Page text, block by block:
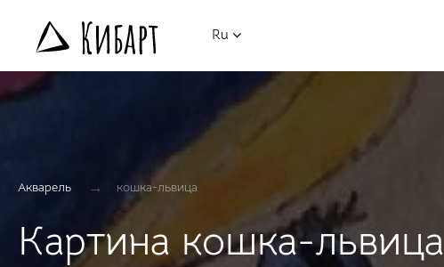
Ru
Акварель → кошка-львица
Картина кошка-львица